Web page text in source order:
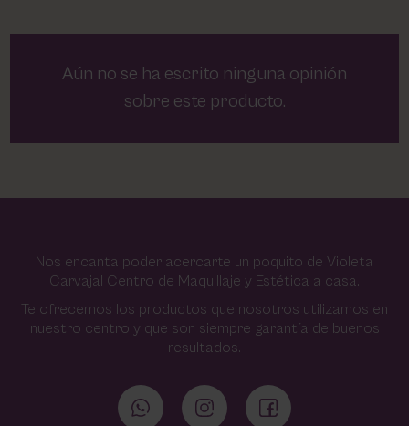
Aún no se ha escrito ninguna opinión
sobre este producto.
Nos encanta poder acercarte un poquito de Violeta
Carvajal Centro de Maquillaje y Estética a casa.
Te ofrecemos los productos que nosotros utilizamos en
nuestro centro y que son siempre garantía de buenos
resultados.